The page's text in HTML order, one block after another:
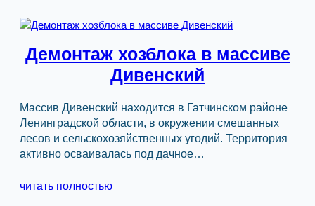
Демонтаж хозблока в массиве
Дивенский
Массив Дивенский находится в Гатчинском районе
Ленинградской области, в окружении смешанных
лесов и сельскохозяйственных угодий. Территория
активно осваивалась под дачное…
читать полностью